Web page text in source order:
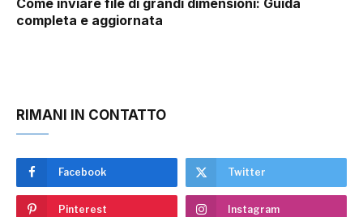
Come inviare file di grandi dimensioni: Guida
completa e aggiornata
RIMANI IN CONTATTO
Facebook Twitter
Pinterest Instagram